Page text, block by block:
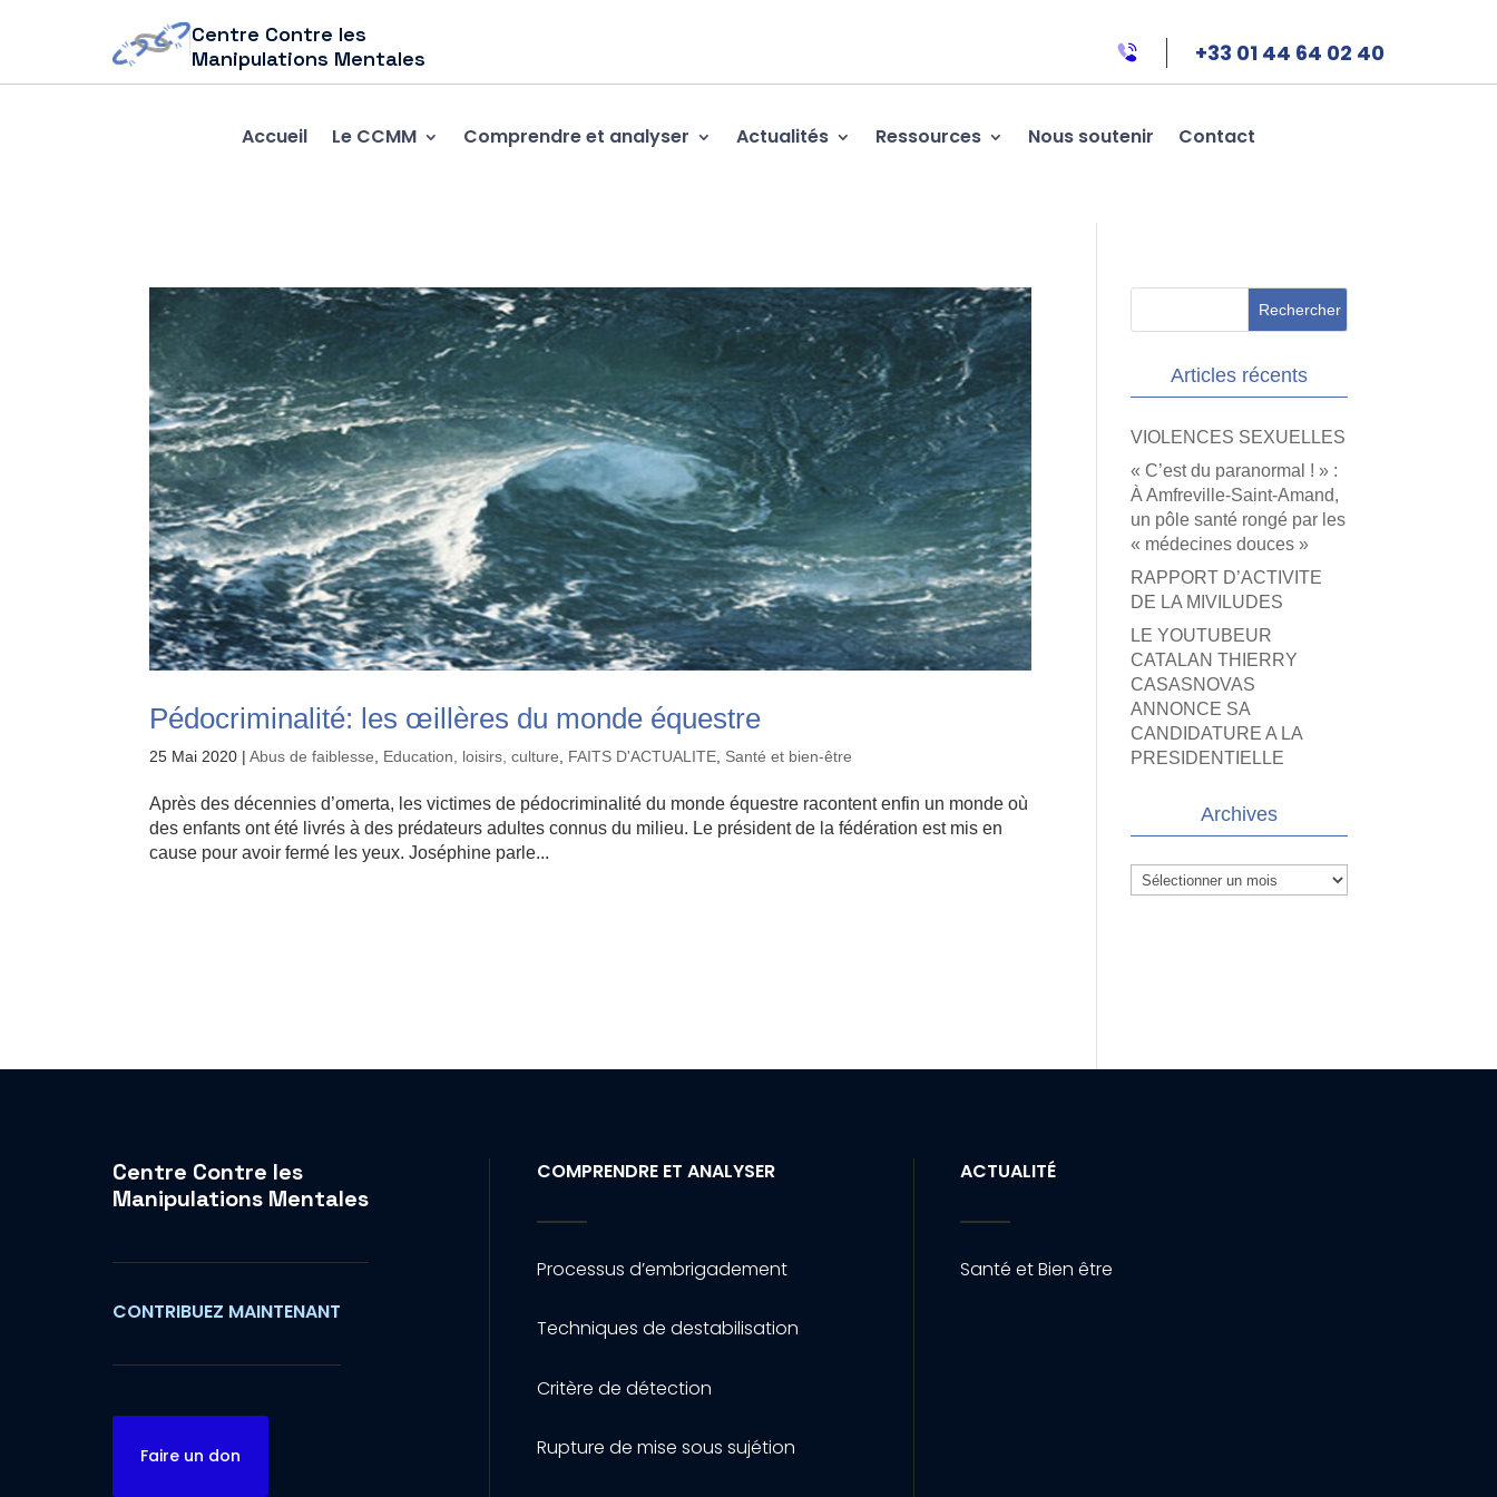
Centre Contre les
Manipulations Mentales
+33 01 44 64 02 40
Accueil Le CCMM Comprendre et analyser Actualités Ressources Nous soutenir Contact
Pédocriminalité: les œillères du monde équestre
25 Mai 2020 |Abus de faiblesse Education, loisirs, culture FAITS D'ACTUALITE Santé et bien-être
Après des décennies d’omerta, les victimes de pédocriminalité du monde équestre racontent enfin un monde où
des enfants ont été livrés à des prédateurs adultes connus du milieu. Le président de la fédération est mis en
cause pour avoir fermé les yeux. Joséphine parle...
Articles récents
VIOLENCES SEXUELLES
« C’est du paranormal ! » :
À Amfreville-Saint-Amand,
un pôle santé rongé par les
« médecines douces »
RAPPORT D’ACTIVITE
DE LA MIVILUDES
LE YOUTUBEUR
CATALAN THIERRY
CASASNOVAS
ANNONCE SA
CANDIDATURE A LA
PRESIDENTIELLE
Archives
Archives
Centre Contre les
Manipulations Mentales
CONTRIBUEZ MAINTENANT
Faire un don
COMPRENDRE ET ANALYSER
Processus d’embrigadement
Techniques de destabilisation
Critère de détection
Rupture de mise sous sujétion
ACTUALITÉ
Santé et Bien être